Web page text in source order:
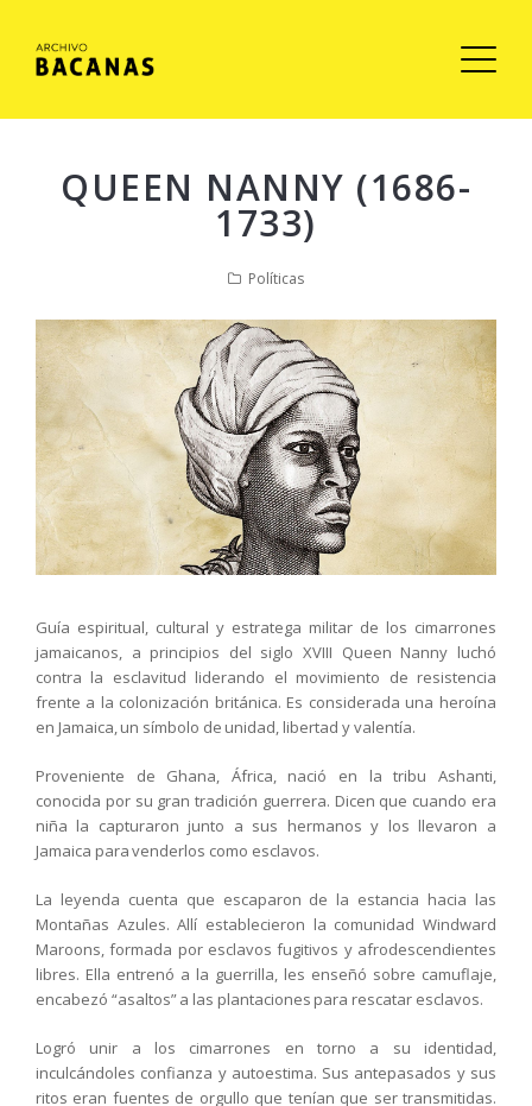
QUEEN NANNY (1686-
1733)
Políticas
Guía espiritual, cultural y estratega militar de los cimarrones
jamaicanos, a principios del siglo XVIII Queen Nanny luchó
contra la esclavitud liderando el movimiento de resistencia
frente a la colonización británica. Es considerada una heroína
en Jamaica, un símbolo de unidad, libertad y valentía.
Proveniente de Ghana, África, nació en la tribu Ashanti,
conocida por su gran tradición guerrera. Dicen que cuando era
niña la capturaron junto a sus hermanos y los llevaron a
Jamaica para venderlos como esclavos.
La leyenda cuenta que escaparon de la estancia hacia las
Montañas Azules. Allí establecieron la comunidad Windward
Maroons, formada por esclavos fugitivos y afrodescendientes
libres. Ella entrenó a la guerrilla, les enseñó sobre camuflaje,
encabezó “asaltos” a las plantaciones para rescatar esclavos.
Logró unir a los cimarrones en torno a su identidad,
inculcándoles confianza y autoestima. Sus antepasados y sus
ritos eran fuentes de orgullo que tenían que ser transmitidas.